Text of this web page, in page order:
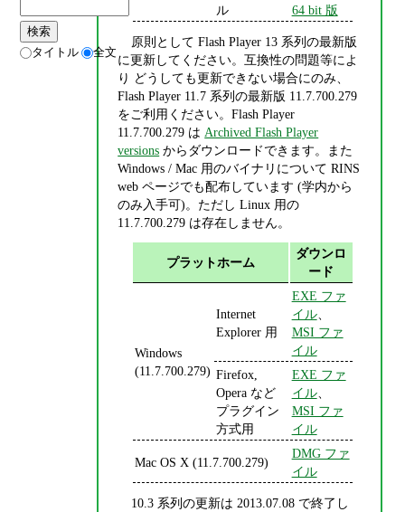
ル
64 bit 版
原則として Flash Player 13 系列の最新版
に更新してください。互換性の問題等によ
り どうしても更新できない場合にのみ、
Flash Player 11.7 系列の最新版 11.7.700.279
をご利用ください。Flash Player
11.7.700.279 は Archived Flash Player
versions からダウンロードできます。また
Windows / Mac 用のバイナリについて RINS
web ページでも配布しています (学内から
のみ入手可)。ただし Linux 用の
11.7.700.279 は存在しません。
プラットホーム
ダウンロ
ード
Windows
(11.7.700.279)
Internet
Explorer 用
EXE ファ
イル、
MSI ファ
イル
Firefox,
Opera など
プラグイン
方式用
EXE ファ
イル、
MSI ファ
イル
Mac OS X (11.7.700.279)
DMG ファ
イル
10.3 系列の更新は 2013.07.08 で終了し
タイトル 全文